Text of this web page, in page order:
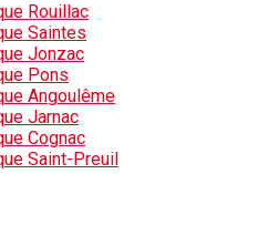
Rouillac
Saintes
Jonzac
Pons
Angoulême
Jarnac
Cognac
Saint-Preuil